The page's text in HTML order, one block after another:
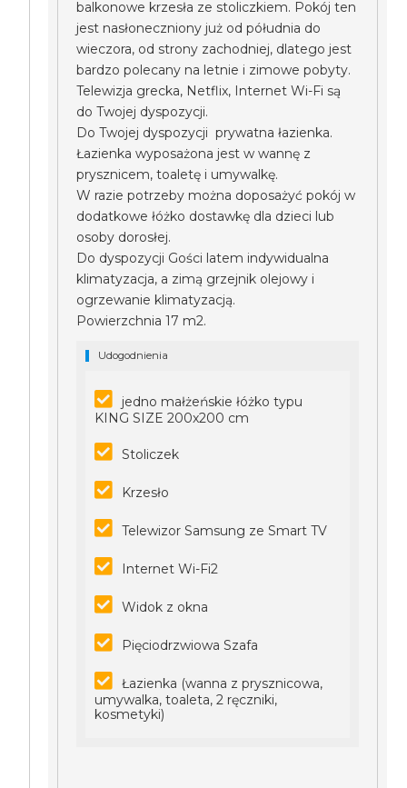
balkonowe krzesła ze stoliczkiem. Pokój ten
jest nasłoneczniony już od półudnia do
wieczora, od strony zachodniej, dlatego jest
bardzo polecany na letnie i zimowe pobyty.
Telewizja grecka, Netflix, Internet Wi-Fi są
do Twojej dyspozycji.
Do Twojej dyspozycji prywatna łazienka.
Łazienka wyposażona jest w wannę z
prysznicem, toaletę i umywalkę.
W razie potrzeby można doposażyć pokój w
dodatkowe łóżko dostawkę dla dzieci lub
osoby dorosłej.
Do dyspozycji Gości latem indywidualna
klimatyzacja, a zimą grzejnik olejowy i
ogrzewanie klimatyzacją.
Powierzchnia 17 m2.
Udogodnienia
jedno małżeńskie łóżko typu
KING SIZE 200x200 cm
Stoliczek
Krzesło
Telewizor Samsung ze Smart TV
Internet Wi-Fi2
Widok z okna
Pięciodrzwiowa Szafa
Łazienka (wanna z prysznicowa,
umywalka, toaleta, 2 ręczniki,
kosmetyki)